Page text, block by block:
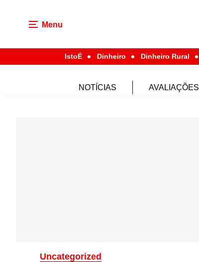
Menu
IstoÉ Dinheiro Dinheiro Rural
NOTÍCIAS AVALIAÇÕES
Uncategorized